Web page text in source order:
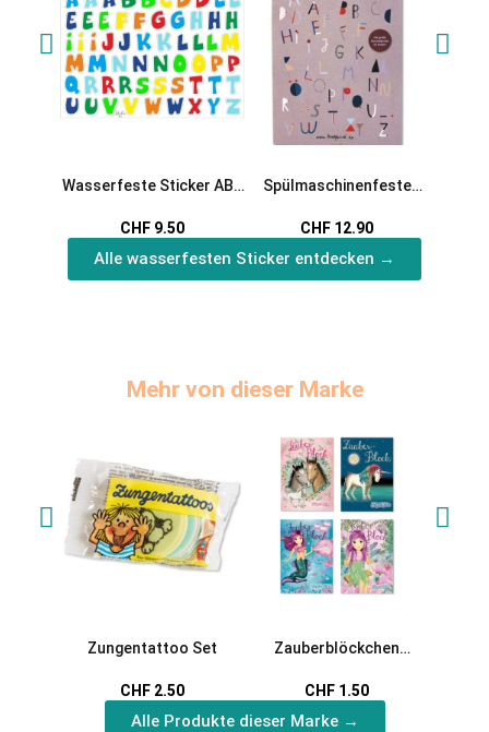
Wasserfeste Sticker ABC
CHF 9.50
Spülmaschinenfeste
CHF 12.90
Alle wasserfesten Sticker entdecken →
Mehr von dieser Marke
Zungentattoo Set
CHF 2.50
Zauberblöckchen
Meerjungfrau Coralie &
Elfen
CHF 1.50
Alle Produkte dieser Marke →